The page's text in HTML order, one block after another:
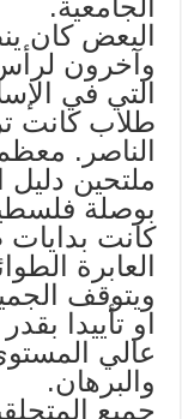
البعض كان
وآخرون لرأس
التي في
طلاب كانت
الناصر.
ملتحين دليل
بوصلة
كانت
العابرة
ويتوقف
او تأييدا
عالي
والبرهان.
جميع